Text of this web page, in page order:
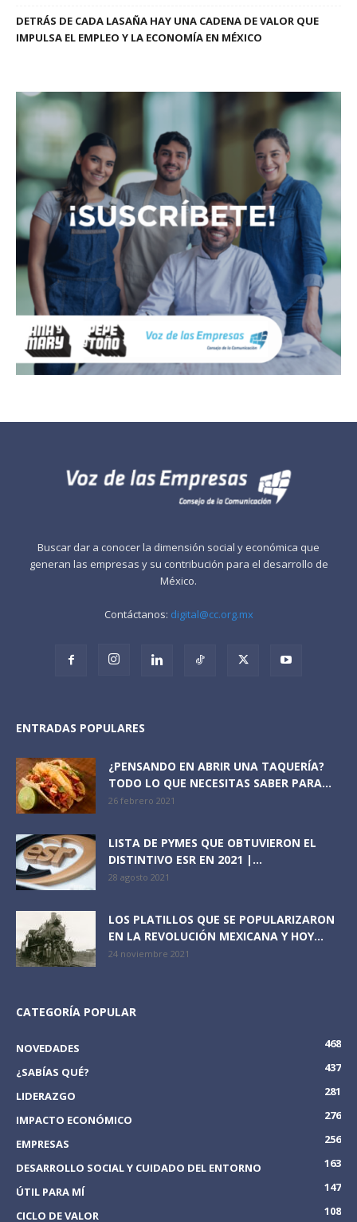
DETRÁS DE CADA LASAÑA HAY UNA CADENA DE VALOR QUE
IMPULSA EL EMPLEO Y LA ECONOMÍA EN MÉXICO
Buscar dar a conocer la dimensión social y económica que
generan las empresas y su contribución para el desarrollo de
México.
Contáctanos: digital@cc.org.mx
ENTRADAS POPULARES
¿PENSANDO EN ABRIR UNA TAQUERÍA?
TODO LO QUE NECESITAS SABER PARA...
26 febrero 2021
LISTA DE PYMES QUE OBTUVIERON EL
DISTINTIVO ESR EN 2021 |...
28 agosto 2021
LOS PLATILLOS QUE SE POPULARIZARON
EN LA REVOLUCIÓN MEXICANA Y HOY...
24 noviembre 2021
CATEGORÍA POPULAR
NOVEDADES
468
¿SABÍAS QUÉ?
437
LIDERAZGO
281
IMPACTO ECONÓMICO
276
EMPRESAS
256
DESARROLLO SOCIAL Y CUIDADO DEL ENTORNO
163
ÚTIL PARA MÍ
147
CICLO DE VALOR
108